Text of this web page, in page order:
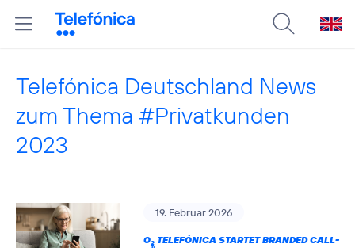
Telefónica Deutschland News
zum Thema #Privatkunden
2023
19. Februar 2026
O2TELEFÓNICA STARTET BRANDED CALL-